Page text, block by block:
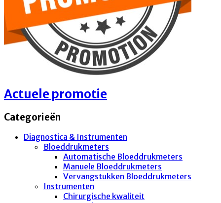
Actuele promotie
Categorieën
Diagnostica & Instrumenten
Bloeddrukmeters
Automatische Bloeddrukmeters
Manuele Bloeddrukmeters
Vervangstukken Bloeddrukmeters
Instrumenten
Chirurgische kwaliteit